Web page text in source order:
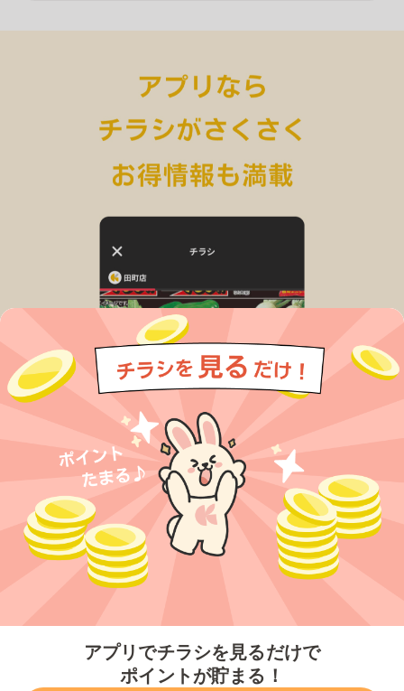
アプリでチラシを見るだけで
ポイントが貯まる！